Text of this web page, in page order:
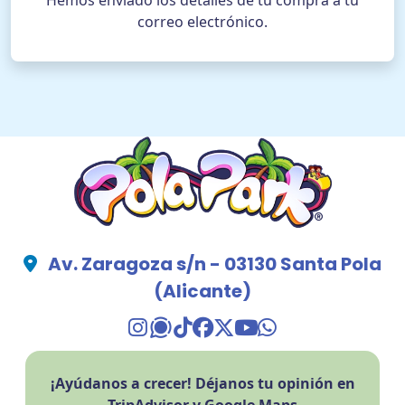
TikTok Pola Park
Facebook Pola Park
Twitter/X Pola
YouTube Pola
WhatsApp
correo electrónico.
Av. Zaragoza s/n - 03130 Santa Pola
(Alicante)
TikTok Pola Park
Facebook Pola Park
Twitter/X Pola
YouTube Pola
WhatsApp
¡Ayúdanos a crecer! Déjanos tu opinión en